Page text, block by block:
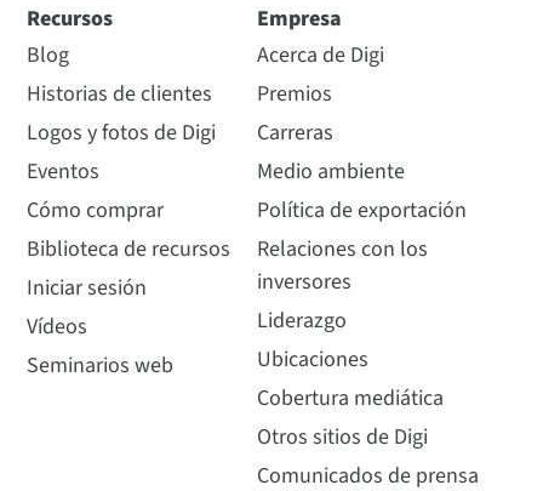
Recursos
Blog
Historias de clientes
Logos y fotos de Digi
Eventos
Cómo comprar
Biblioteca de recursos
Iniciar sesión
Vídeos
Seminarios web
Empresa
Acerca de Digi
Premios
Carreras
Medio ambiente
Política de exportación
Relaciones con los
inversores
Liderazgo
Ubicaciones
Cobertura mediática
Otros sitios de Digi
Comunicados de prensa